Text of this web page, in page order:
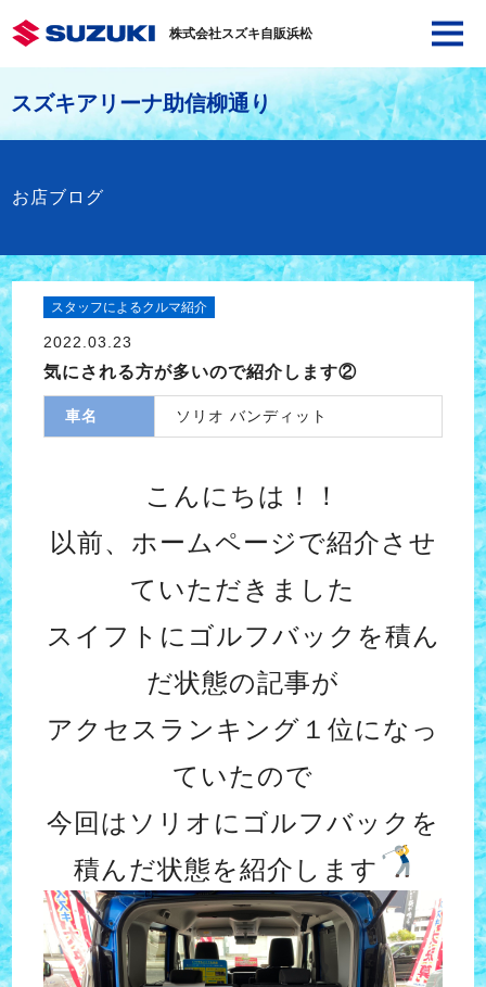
株式会社スズキ自販浜松
スズキアリーナ助信柳通り
お店ブログ
スタッフによるクルマ紹介
2022.03.23
気にされる方が多いので紹介します②
車名 ソリオ バンディット
こんにちは！！
以前、ホームページで紹介させ
ていただきました
スイフトにゴルフバックを積ん
だ状態の記事が
アクセスランキング１位になっ
ていたので
今回はソリオにゴルフバックを
積んだ状態を紹介します